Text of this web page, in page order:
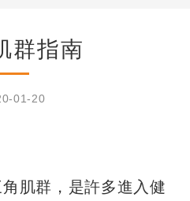
群指南
01-20
肌群，是許多進入健